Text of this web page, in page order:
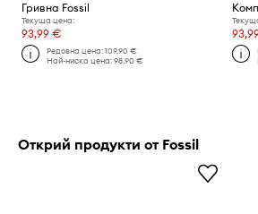
Гривна Fossil
Текуща цена:
93,99 €
Редовна цена:109,90 €
Най-ниска цена:98,90 €
Открий продукти от Fossil